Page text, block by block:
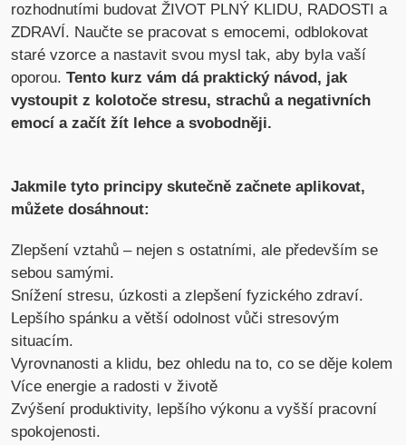
rozhodnutími budovat ŽIVOT PLNÝ KLIDU, RADOSTI a
ZDRAVÍ. Naučte se pracovat s emocemi, odblokovat
staré vzorce a nastavit svou mysl tak, aby byla vaší
oporou.Tento kurz vám dá praktický návod, jak
vystoupit z kolotoče stresu, strachů a negativních
emocí a začít žít lehce a svobodněji.
Jakmile tyto principy skutečně začnete aplikovat,
můžete dosáhnout:
Zlepšení vztahů – nejen s ostatními, ale především se
sebou samými.
Snížení stresu, úzkosti a zlepšení fyzického zdraví.
Lepšího spánku a větší odolnost vůči stresovým
situacím.
Vyrovnanosti a klidu, bez ohledu na to, co se děje kolem
Více energie a radosti v životě
Zvýšení produktivity, lepšího výkonu a vyšší pracovní
spokojenosti.